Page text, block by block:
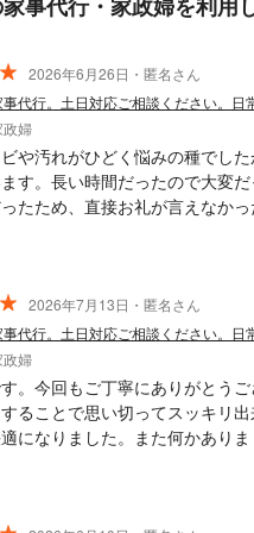
事代行・家政婦を利用
2026年6月26日・匿名さん
代行。土日対応ご相談ください。日
政婦
や汚れがひどく悩みの種でし
す。長い時間だったので大変
たため、直接お礼が言えなか
ありがとうございました！！家
2026年7月13日・匿名さん
代行。土日対応ご相談ください。日
政婦
。今回もご丁寧にありがとう
ることで思い切ってスッキリ
になりました。また何かあり